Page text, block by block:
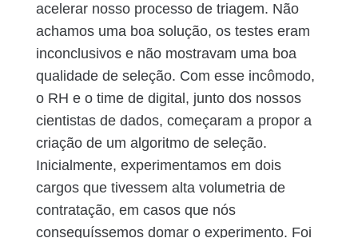
acelerar nosso processo de triagem. Não
achamos uma boa solução, os testes eram
inconclusivos e não mostravam uma boa
qualidade de seleção. Com esse incômodo,
o RH e o time de digital, junto dos nossos
cientistas de dados, começaram a propor a
criação de um algoritmo de seleção.
Inicialmente, experimentamos em dois
cargos que tivessem alta volumetria de
contratação, em casos que nós
conseguíssemos domar o experimento. Foi